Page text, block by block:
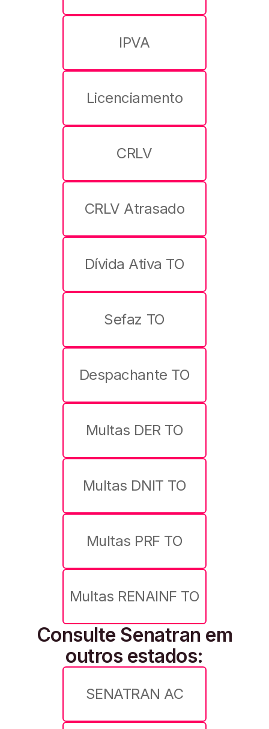
IPVA
Licenciamento
CRLV
CRLV Atrasado
Dívida Ativa TO
Sefaz TO
Despachante TO
Multas DER TO
Multas DNIT TO
Multas PRF TO
Multas RENAINF TO
Consulte Senatran em
outros estados:
SENATRAN AC